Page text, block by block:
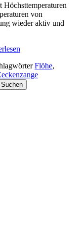
Höchsttemperaturen
von
wieder aktiv und
Flöhe,
Suchen